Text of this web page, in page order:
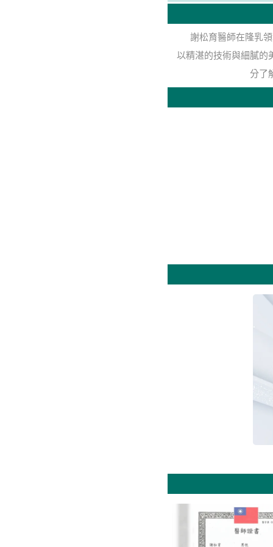
謝松育醫師在隆乳
以精湛的技術與細膩的
分了